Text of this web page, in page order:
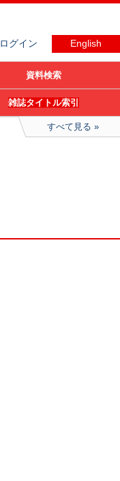
ログイン English
資料検索
雑誌タイトル索引
すべて見る